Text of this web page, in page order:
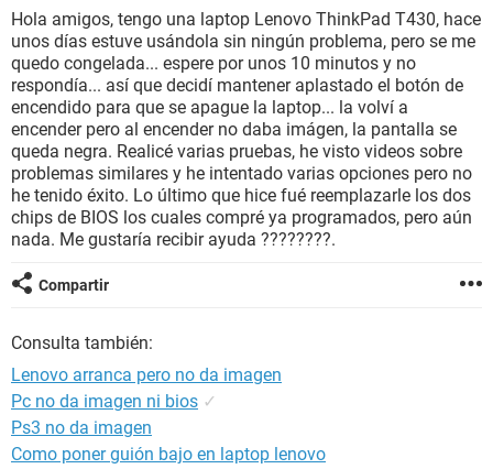
Hola amigos, tengo una laptop Lenovo ThinkPad T430, hace
unos días estuve usándola sin ningún problema, pero se me
quedo congelada... espere por unos 10 minutos y no
respondía... así que decidí mantener aplastado el botón de
encendido para que se apague la laptop... la volví a
encender pero al encender no daba imágen, la pantalla se
queda negra. Realicé varias pruebas, he visto videos sobre
problemas similares y he intentado varias opciones pero no
he tenido éxito. Lo último que hice fué reemplazarle los dos
chips de BIOS los cuales compré ya programados, pero aún
nada. Me gustaría recibir ayuda ????????.
Compartir
Consulta también:
Lenovo arranca pero no da imagen
Pc no da imagen ni bios ✓
Ps3 no da imagen
Como poner guión bajo en laptop lenovo